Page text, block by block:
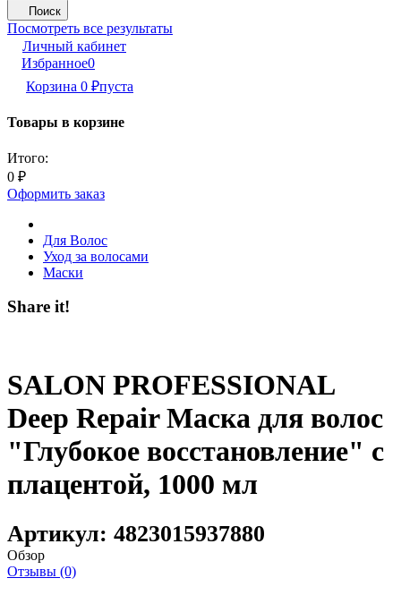
Поиск
Посмотреть все результаты
Личный кабинет
Избранное0
Корзина 0 ₽пуста
Товары в корзине
Итого:
0 ₽
Оформить заказ
Для Волос
Уход за волосами
Маски
Share it!
SALON PROFESSIONAL
Deep Repair Маска для волос
"Глубокое восстановление" с
плацентой, 1000 мл
Артикул: 4823015937880
Обзор
Отзывы (0)